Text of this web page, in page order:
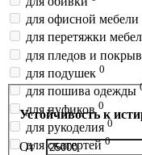
для офисной мебели
для перетяжки
для пледов и
для подушек 0
для пошива одежды
для пуфиков 0
для рукоделия 0
для скатертей 0
Устойчивость к
От